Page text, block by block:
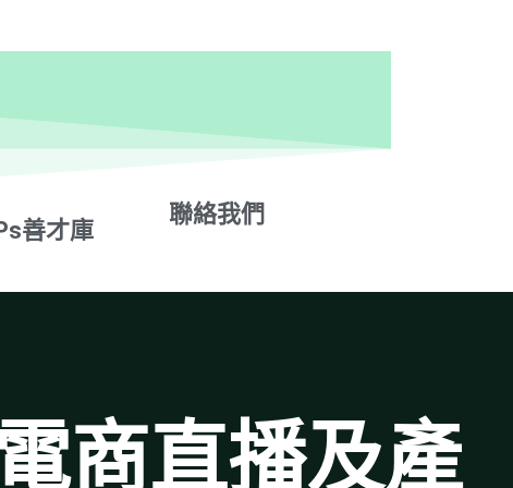
善才庫
聯絡我們
商直播及產